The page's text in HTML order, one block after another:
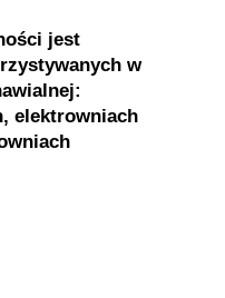
jest
w
elektrowniach